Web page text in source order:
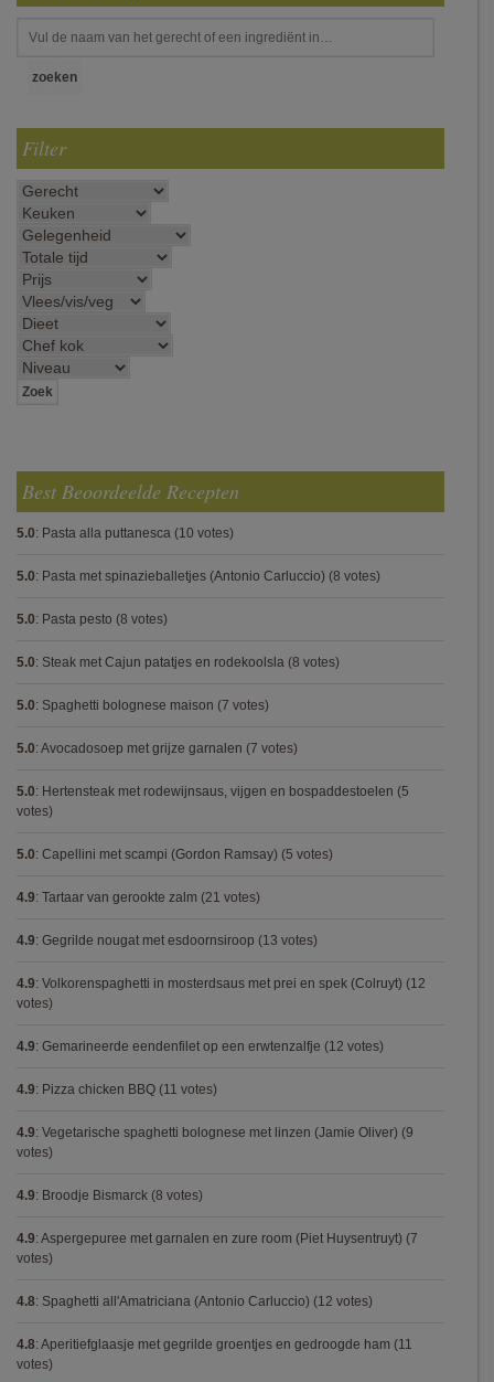
Filter
Best Beoordeelde Recepten
5.0: Pasta alla puttanesca (10 votes)
5.0: Pasta met spinazieballetjes (Antonio Carluccio) (8 votes)
5.0: Pasta pesto (8 votes)
5.0: Steak met Cajun patatjes en rodekoolsla (8 votes)
5.0: Spaghetti bolognese maison (7 votes)
5.0: Avocadosoep met grijze garnalen (7 votes)
5.0: Hertensteak met rodewijnsaus, vijgen en bospaddestoelen (5
votes)
5.0: Capellini met scampi (Gordon Ramsay) (5 votes)
4.9: Tartaar van gerookte zalm (21 votes)
4.9: Gegrilde nougat met esdoornsiroop (13 votes)
4.9: Volkorenspaghetti in mosterdsaus met prei en spek (Colruyt) (12
votes)
4.9: Gemarineerde eendenfilet op een erwtenzalfje (12 votes)
4.9: Pizza chicken BBQ (11 votes)
4.9: Vegetarische spaghetti bolognese met linzen (Jamie Oliver) (9
votes)
4.9: Broodje Bismarck (8 votes)
4.9: Aspergepuree met garnalen en zure room (Piet Huysentruyt) (7
votes)
4.8: Spaghetti all'Amatriciana (Antonio Carluccio) (12 votes)
4.8: Aperitiefglaasje met gegrilde groentjes en gedroogde ham (11
votes)